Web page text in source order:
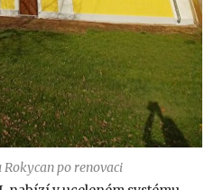
Rokycan po renovaci